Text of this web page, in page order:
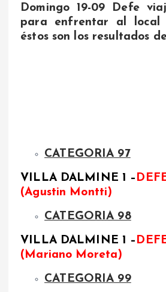
Domingo 19-09 Defe
para enfrentar al local
éstos son los resultados
CATEGORIA 97
VILLA DALMINE 1 –
(Agustin Montti)
CATEGORIA 98
VILLA DALMINE 1 –
(Mariano Moreta)
CATEGORIA 99